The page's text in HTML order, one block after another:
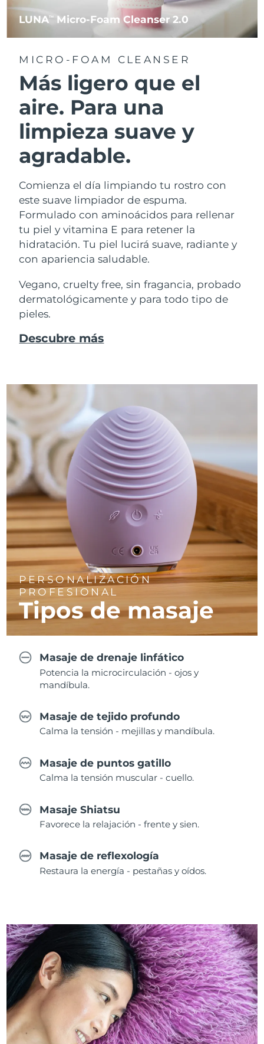
LUNATM Micro-Foam Cleanser 2.0
MICRO-FOAM CLEANSER
Más ligero que el
aire. Para una
limpieza suave y
agradable.
Comienza el día limpiando tu rostro con
este suave limpiador de espuma.
Formulado con aminoácidos para rellenar
tu piel y vitamina E para retener la
hidratación. Tu piel lucirá suave, radiante y
con apariencia saludable.
Vegano, cruelty free, sin fragancia, probado
dermatológicamente y para todo tipo de
pieles.
Descubre más
PERSONALIZACIÓN
PROFESIONAL
Tipos de masaje
Masaje de drenaje linfático
Potencia la microcirculación - ojos y
mandíbula.
Masaje de tejido profundo
Calma la tensión - mejillas y mandíbula.
Masaje de puntos gatillo
Calma la tensión muscular - cuello.
Masaje Shiatsu
Favorece la relajación - frente y sien.
Masaje de reflexología
Restaura la energía - pestañas y oídos.